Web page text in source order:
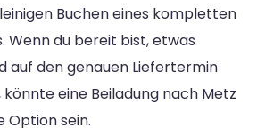
Buchen eines kompletten
Wenn du bereit bist, etwas
auf den genauen Liefertermin
eine Beiladung nach Metz
Option sein.